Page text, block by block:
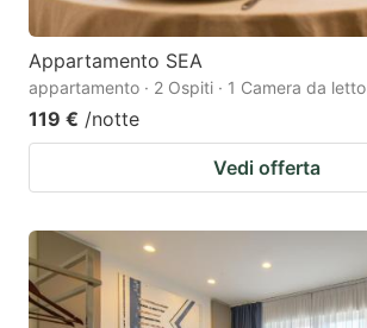
Appartamento SEA
appartamento · 2 Ospiti · 1 Camera da letto
119 € /notte
Vedi offerta